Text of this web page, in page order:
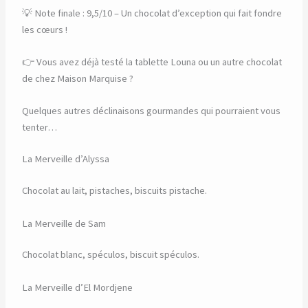
💡 Note finale : 9,5/10 – Un chocolat d’exception qui fait fondre
les cœurs !
👉 Vous avez déjà testé la tablette Louna ou un autre chocolat
de chez Maison Marquise ?
Quelques autres déclinaisons gourmandes qui pourraient vous
tenter…
La Merveille d’Alyssa
Chocolat au lait, pistaches, biscuits pistache.
La Merveille de Sam
Chocolat blanc, spéculos, biscuit spéculos.
La Merveille d’El Mordjene